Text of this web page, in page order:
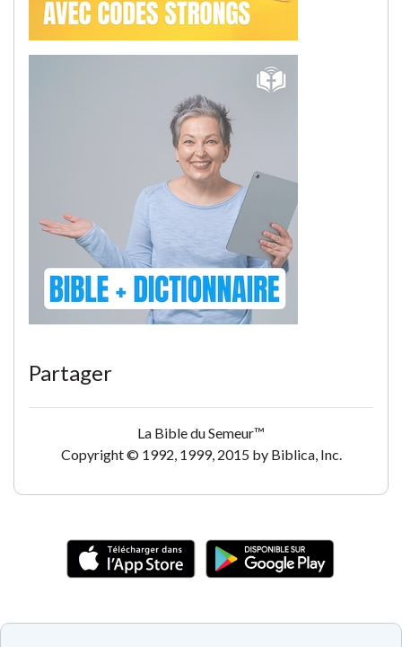
Partager
La Bible du Semeur™
Copyright © 1992, 1999, 2015 by Biblica, Inc.